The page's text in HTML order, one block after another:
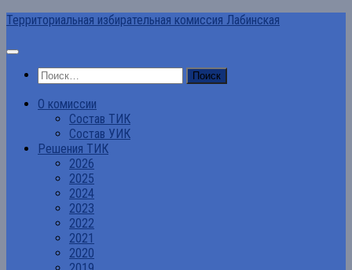
Перейти
содержимому
Территориальная избирательная комиссия Лабинская
Найти:
О комиссии
Состав ТИК
Состав УИК
Решения ТИК
2026
2025
2024
2023
2022
2021
2020